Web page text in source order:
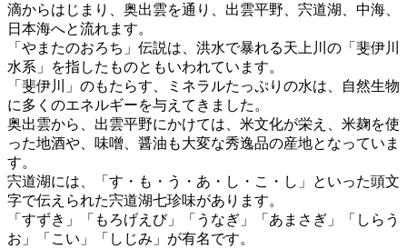
滴からはじまり、奥出雲を通り、出雲平野、宍道湖、中海、
日本海へと流れます。
「やまたのおろち」伝説は、洪水で暴れる天上川の「斐伊川
水系」を指したものともいわれています。
「斐伊川」のもたらす、ミネラルたっぷりの水は、自然生物
に多くのエネルギーを与えてきました。
奥出雲から、出雲平野にかけては、米文化が栄え、米麹を使
った地酒や、味噌、醤油も大変な秀逸品の産地となっていま
す。
宍道湖には、「す・も・う・あ・し・こ・し」といった頭文
字で伝えられた宍道湖七珍味があります。
「すずき」「もろげえび」「うなぎ」「あまさぎ」「しらう
お」「こい」「しじみ」が有名です。